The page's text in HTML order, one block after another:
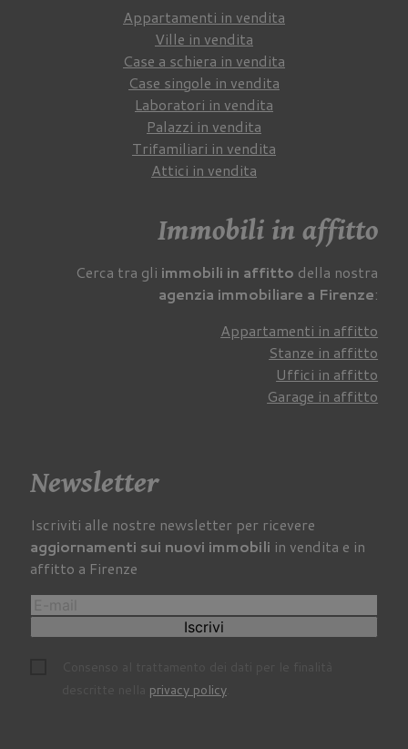
Appartamenti in vendita
Ville in vendita
Case a schiera in vendita
Case singole in vendita
Laboratori in vendita
Palazzi in vendita
Trifamiliari in vendita
Attici in vendita
Immobili in affitto
Cerca tra gli immobili in affitto della nostra
agenzia immobiliare a Firenze:
Appartamenti in affitto
Stanze in affitto
Uffici in affitto
Garage in affitto
Newsletter
Iscriviti alle nostre newsletter per ricevere
aggiornamenti sui nuovi immobili in vendita e in
affitto a Firenze
Iscrivi
privacy policy.